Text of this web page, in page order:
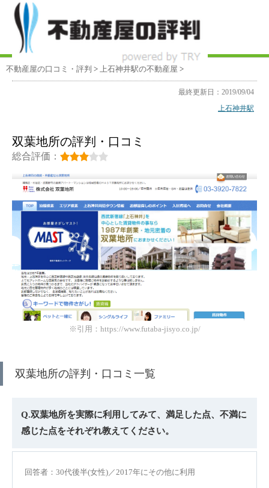
不動産屋の口コミ・評判 > 上石神井駅の不動産屋 >
最終更新日：2019/09/04
上石神井駅
双葉地所の評判・口コミ
総合評価：
※引用：https://www.futaba-jisyo.co.jp/
双葉地所の評判・口コミ一覧
Q.双葉地所を実際に利用してみて、満足した点、不満に
感じた点をそれぞれ教えてください。
回答者：30代後半(女性)／2017年にその他に利用